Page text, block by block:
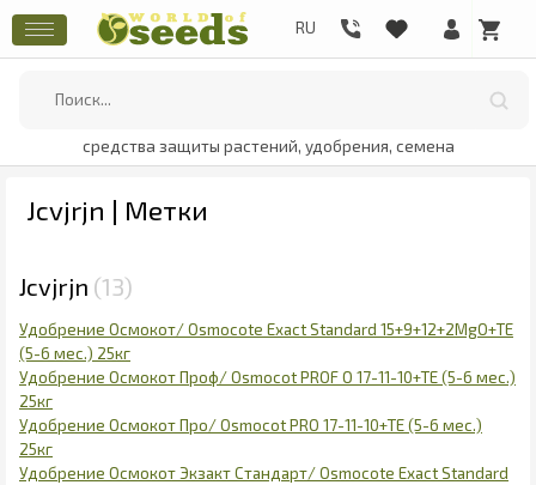
средства защиты растений, удобрения, семена
Jcvjrjn | Метки
Jcvjrjn 13
Удобрение Осмокот/ Osmocote Exact Standard 15+9+12+2MgO+TE
(5-6 мес.) 25кг
Удобрение Осмокот Проф/ Osmocot PROF О 17-11-10+ТЕ (5-6 мес.)
25кг
Удобрение Осмокот Про/ Osmocot PRO 17-11-10+ТЕ (5-6 мес.)
25кг
Удобрение Осмокот Экзакт Стандарт/ Osmocote Exact Standard